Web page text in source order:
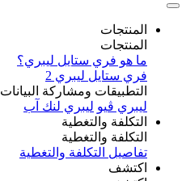
المنتجات
المنتجات
ما هو فري ستايل ليبري؟
فري ستايل ليبري 2
التطبيقات ومشاركة البيانات
ليبري ڤيو ليبري لنك آب
التكلفة والتغطية
التكلفة والتغطية
تفاصيل التكلفة والتغطية
اكتشف​